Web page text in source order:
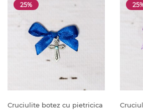
25%
Cruciulite botez cu pietricica